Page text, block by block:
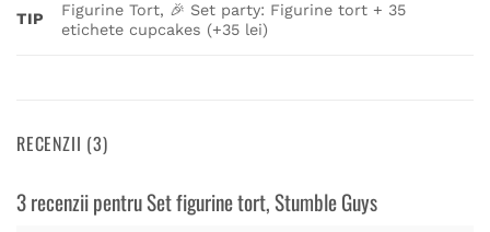
TIP
Figurine Tort, 🎉 Set party: Figurine tort + 35
etichete cupcakes (+35 lei)
RECENZII (3)
3 recenzii pentruSet figurine tort, Stumble Guys